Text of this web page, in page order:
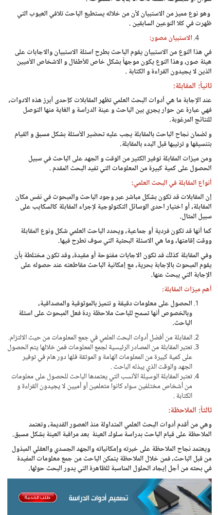
وهو نوع مميز من الاستبيان لأن من خلاله يستطيع الباحث تلافي العيوب التي
ظهرت في كلا النوعين السابقين .
الاستبيان مصور:
في هذا النوع من الاستبيان يقوم الباحث بطرح اسئلة الاستبيان والاجابات على
هيئة صور، وهذا النوع يكون موجهاً بشكل خاص للأطفال و الاشخاص الأميين
الذين لا يجيدون القراءة و الكتابة .
ثانياً: المقابلة:
عند الإجابة ما هي أدوات البحث العلمي تظهر المقابلات كإحدى أبرز هذه الادوات،
فهي عبارة عن حوار يجري بين الباحث و عينة الدراسة و الغاية منها التوصل
للنتائج المرغوبة.
و لضمان نجاح الباحث بالمقابلة يجب عليه تحضير الأسئلة بشكل مسبق و القيام
بتنسيقها و ترتيبها قبل البدء بالمقابلة.
ومن ميزات المقابلة توفير الكثير من الوقت و الجهد على الباحث في سبيل
الحصول على كمية كبيرة من المعلومات التي تفيد البحث المقدم .
أنواع المقابلة في البحث العلمي:
إن المقابلات قد تكون بشكل مباشر عبر وجود الباحث والمبحوث في نفس مكان
المقابلة، أو اختيار احدى الوسائل التكنولوجية لإجراء المقابلة كالسكايب على
سبيل المثال.
كما أنها قد تكون فردية أو جماعية، ويحدد الباحث العلمي شكل ونوع المقابلة
ووقت إقامتها، وما هي الاسئلة البحثية التي سوف تطرح فيها.
وفي المقابلة كذلك قد تكون الاجابات مفتوحة أو مقيدة، وقد تكون مختلطة بأن
يقوم المبحوث بالإجابة بحرية، مع إمكانية الباحث مقاطعته عند حصوله على
الإجابة التي يبحث عنها.
أهمميزات المقابلة:
الحصول على معلومات دقيقة و تتميز بالموثوقية والمصداقية،
وبالخصوص أنها تسمح للباحث ملاحظة ردة فعل المبحوث على اسئلة
الباحث.
المقابلة من أفضل أدوات البحث العلمي في جمع المعلومات من حيث الالتزام.
تعتبر المقابلة من المصادر الرئيسية لجمع المعلومات فمن خلالها يتم الحصول
على كمية كبيرة من المعلومات الهامة و الموثقة فلها دور هام في توفير
الجهد والوقت الذي يبذله الباحث .
تعتبر المقابلة الوسيلة الأنسب التي يعتمدها الباحث للحصول على معلومات
من أشخاص مختلفين سواء كانوا متعلمين أو أميين لا يجيدون القراءة و
الكتابة .
ثالثاً: الملاحظة:
وهي من أقدم أدوات البحث العلمي المتداولة منذ العصور القديمة، وتعتمد
الملاحظة على قيام الباحث بدراسة سلوك العينة بعد مراقبة العينة بشكل مسبق.
ويعتمد نجاح الملاحظة على خبرته وإمكانياته والجهد الجسدي والعقلي المبذول
من قبل الباحث، فمن خلال الملاحظة يتمكن الباحث من جمع معلومات المفيدة
في بحثه من أجل إيجاد الحلول المناسبة للظاهرة التي يدور البحث حولها.